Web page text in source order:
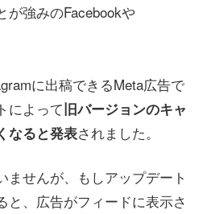
が強みのFacebookや
に出稿できるMeta広告で
によって旧バージョンのキャ
なると発表されました。
ませんが、もしアップデート
と、広告がフィードに表示さ